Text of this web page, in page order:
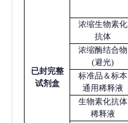
已封完整
试剂盒
浓缩生物素化
抗体
浓缩酶结合物
(避光)
标准品＆标本
通用稀释液
生物素化抗体
稀释液